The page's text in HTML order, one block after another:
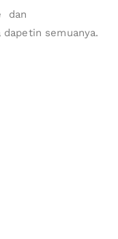
dan
semuanya.